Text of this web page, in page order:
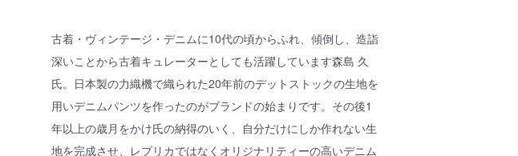
古着・ヴィンテージ・デニムに10代の頃からふれ、傾倒し、造詣
深いことから古着キュレーターとしても活躍しています森島 久
氏。日本製の力織機で織られた20年前のデットストックの生地を
用いデニムパンツを作ったのがブランドの始まりです。その後1
年以上の歳月をかけ氏の納得のいく、自分だけにしか作れない生
地を完成させ、レプリカではなくオリジナリティーの高いデニム